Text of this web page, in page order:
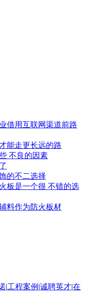
借用互联网渠道前路
能走更长远的路
不良的因素
的不二选择
板是一个很 不错的选
料作为防火板材
工程案例 诚聘英才在